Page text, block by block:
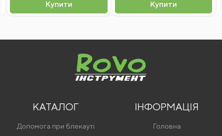
НАПРУГА ЖИВЛЕННЯ
400 В
1700
Купити Купити
КАТАЛОГ
Допомога при блекауті
ІНФОРМАЦІЯ
Головна